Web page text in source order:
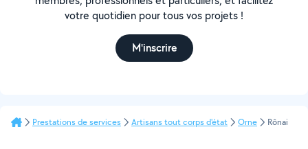
votre quotidien pour tous vos projets !
M'inscrire
Prestations de services Artisans tout corps d'état Orne Rônai